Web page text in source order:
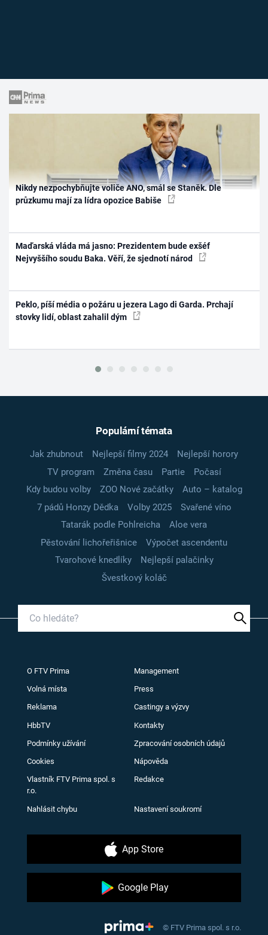
Nikdy nezpochybňujte voliče ANO, smál se Staněk. Dle
průzkumu mají za lídra opozice Babiše
Maďarská vláda má jasno: Prezidentem bude exšéf
Nejvyššího soudu Baka. Věří, že sjednotí národ
Peklo, píší média o požáru u jezera Lago di Garda. Prchají
stovky lidí, oblast zahalil dým
Populární témata
Jak zhubnout Nejlepší filmy 2024
Nejlepší horory
TV program
Změna času Partie
Počasí
Kdy budou volby
ZOO Nové začátky
Auto – katalog
7 pádů Honzy Dědka
Volby 2025
Svařené víno
Tatarák podle Pohlreicha
Aloe vera
Pěstování lichořeřišnice
Výpočet ascendentu
Tvarohové knedlíky
Nejlepší palačinky
Švestkový koláč
O FTV Prima Management
Volná místa Press
Reklama Castingy a výzvy
HbbTV Kontakty
Podmínky užívání Zpracování osobních údajů
Cookies Nápověda
Vlastník FTV Prima spol. s
r.o.
Redakce
Nahlásit chybu Nastavení soukromí
App Store
Google Play
© FTV Prima spol. s r.o.